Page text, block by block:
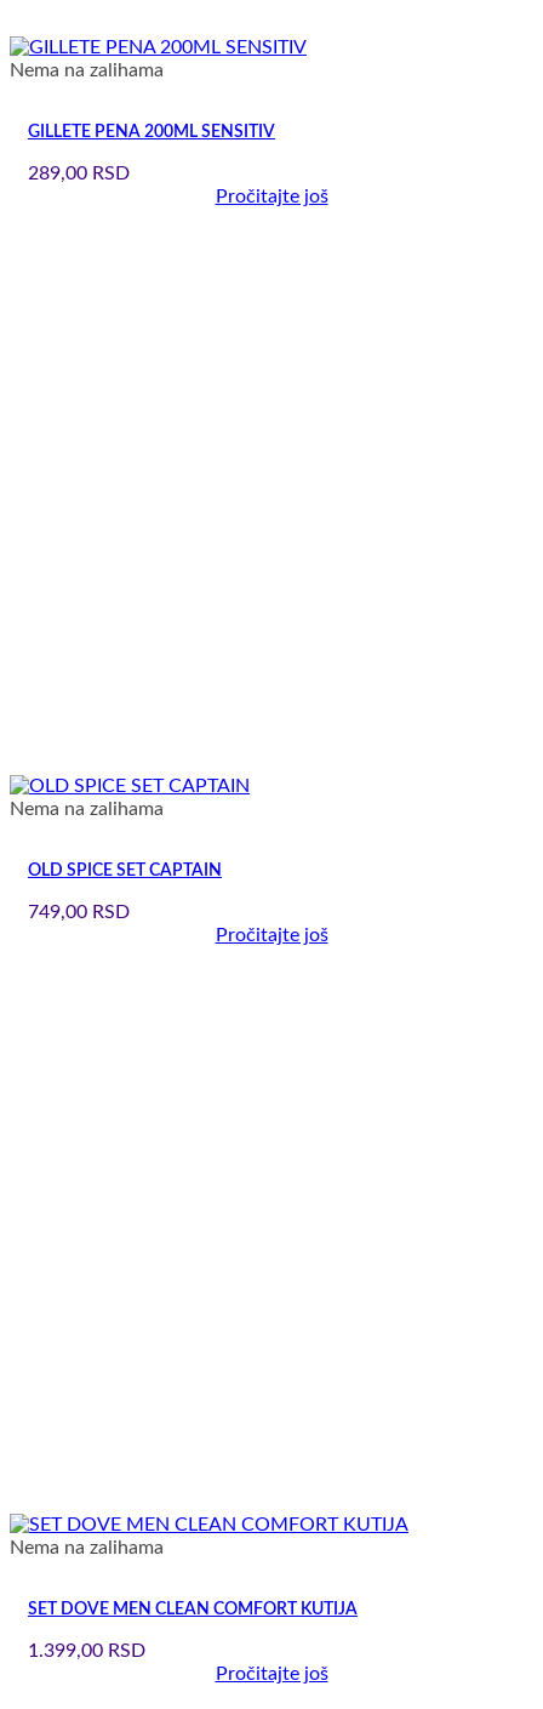
Nema na zalihama
GILLETE PENA 200ML SENSITIV
289,00 RSD
Pročitajte još
Nema na zalihama
OLD SPICE SET CAPTAIN
749,00 RSD
Pročitajte još
Nema na zalihama
SET DOVE MEN CLEAN COMFORT KUTIJA
1.399,00 RSD
Pročitajte još